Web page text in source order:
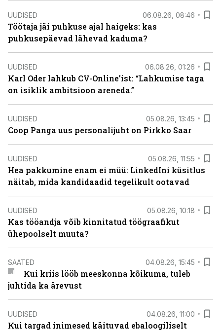
UUDISED 06.08.26, 08:46
Töötaja jäi puhkuse ajal haigeks: kas
puhkusepäevad lähevad kaduma?
UUDISED 06.08.26, 01:26
Karl Oder lahkub CV-Online’ist: “Lahkumise taga
on isiklik ambitsioon areneda.”
UUDISED 05.08.26, 13:45
Coop Panga uus personalijuht on Pirkko Saar
UUDISED 05.08.26, 11:55
Hea pakkumine enam ei müü: LinkedIni küsitlus
näitab, mida kandidaadid tegelikult ootavad
UUDISED 05.08.26, 10:18
Kas tööandja võib kinnitatud töögraafikut
ühepoolselt muuta?
SAATED 04.08.26, 15:45
Kui kriis lööb meeskonna kõikuma, tuleb
juhtida ka ärevust
UUDISED 04.08.26, 11:00
Kui targad inimesed käituvad ebaloogiliselt